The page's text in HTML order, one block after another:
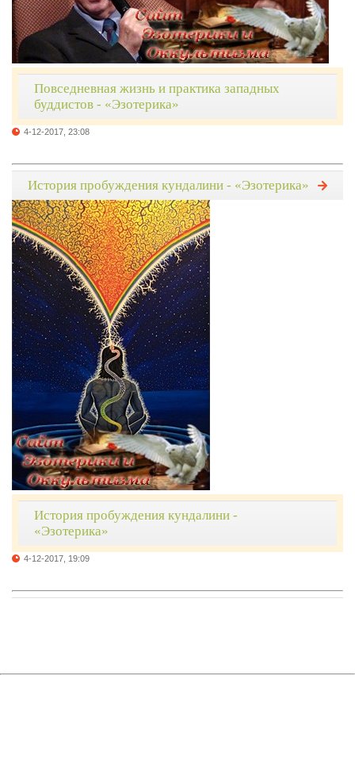
Повседневная жизнь и практика западных
буддистов - «Эзотерика»
4-12-2017, 23:08
История пробуждения кундалини - «Эзотерика»
История пробуждения кундалини -
«Эзотерика»
4-12-2017, 19:09